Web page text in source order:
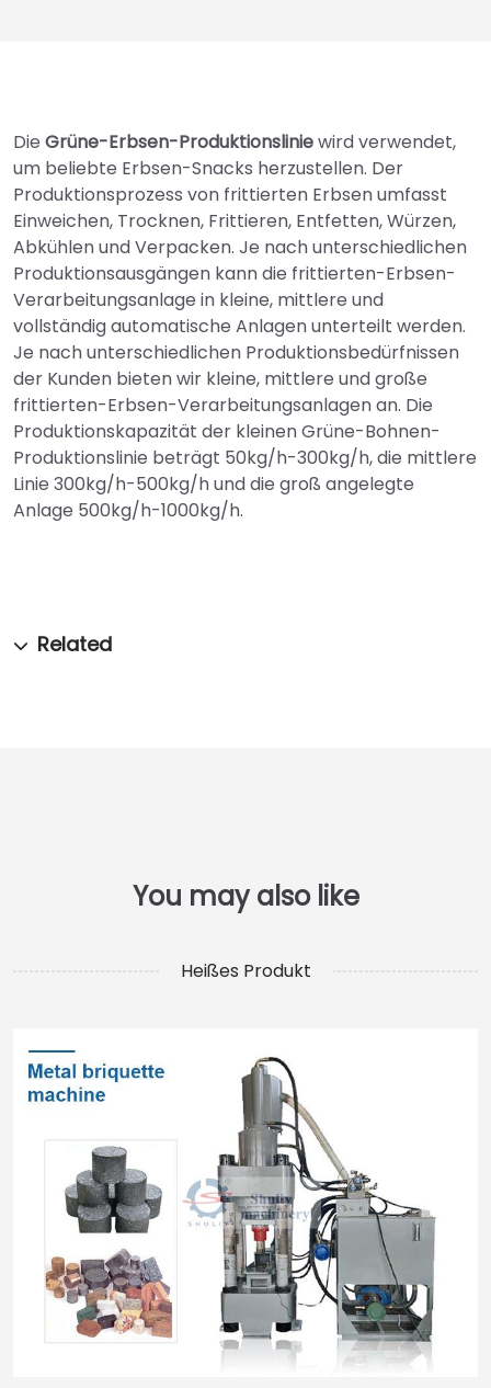
Die Grüne-Erbsen-Produktionsliniewird verwendet,
um beliebte Erbsen-Snacks herzustellen. Der
Produktionsprozess von frittierten Erbsen umfasst
Einweichen, Trocknen, Frittieren, Entfetten, Würzen,
Abkühlen und Verpacken. Je nach unterschiedlichen
Produktionsausgängen kann die frittierten-Erbsen-
Verarbeitungsanlage in kleine, mittlere und
vollständig automatische Anlagen unterteilt werden.
Je nach unterschiedlichen Produktionsbedürfnissen
der Kunden bieten wir kleine, mittlere und große
frittierten-Erbsen-Verarbeitungsanlagen an. Die
Produktionskapazität der kleinen Grüne-Bohnen-
Produktionslinie beträgt 50kg/h-300kg/h, die mittlere
Linie 300kg/h-500kg/h und die groß angelegte
Anlage 500kg/h-1000kg/h.
Heißes Produkt